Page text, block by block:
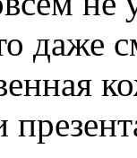
даже